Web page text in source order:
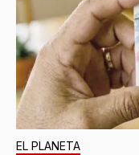
EL PLANETA